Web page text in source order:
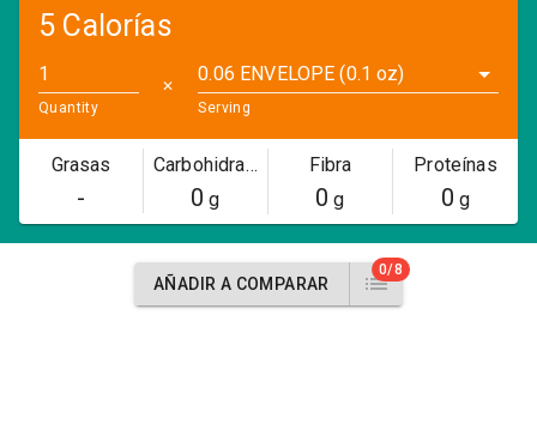
5 Calorías
Quantity
✕
0.06 ENVELOPE (0.1 oz)
Serving
Grasas
-
Carbohidratos
0 g
Fibra
0 g
Proteínas
0 g
AÑADIR A COMPARAR
0/8